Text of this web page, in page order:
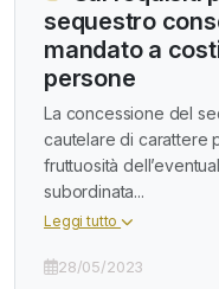
sequestro
mandato a
persone
La concessione del
cautelare di carattere
fruttuosità
subordinata...
Leggi tutto
28/05/2023